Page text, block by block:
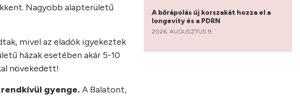
Nagyobb alapterületű
mivel az eladók igyekeztek
házak esetében akár 5-10
növekedett!
gyenge. A Balatont,
A bőrápolás új korszakát hozza el a
longevity és a PDRN
2026. AUGUSZTUS 9.